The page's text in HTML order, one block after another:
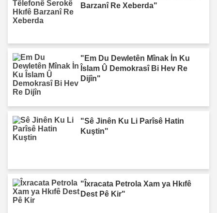
Barzanî Re Xeberda"
"Em Du Dewletên Mînak İn Ku
Îslam Û Demokrasî Bi Hev Re
Dijîn"
"Sê Jinên Ku Li Parîsê Hatin
Kuştin"
"Îxracata Petrola Xam ya Hkıfê
Dest Pê Kir"